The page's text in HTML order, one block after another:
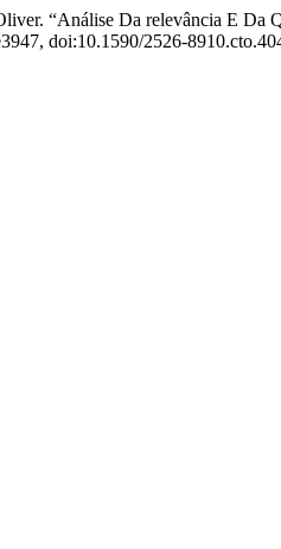
“Análise Da relevância E Da
doi:10.1590/2526-